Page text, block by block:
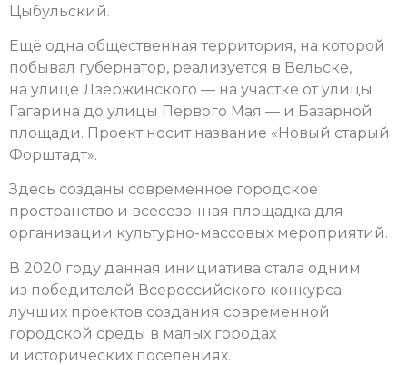
Цыбульский.
Ещё одна общественная территория, на которой
побывал губернатор, реализуется в Вельске,
на улице Дзержинского — на участке от улицы
Гагарина до улицы Первого Мая — и Базарной
площади. Проект носит название «Новый старый
Форштадт».
Здесь созданы современное городское
пространство и всесезонная площадка для
организации культурно-массовых мероприятий.
В 2020 году данная инициатива стала одним
из победителей Всероссийского конкурса
лучших проектов создания современной
городской среды в малых городах
и исторических поселениях.